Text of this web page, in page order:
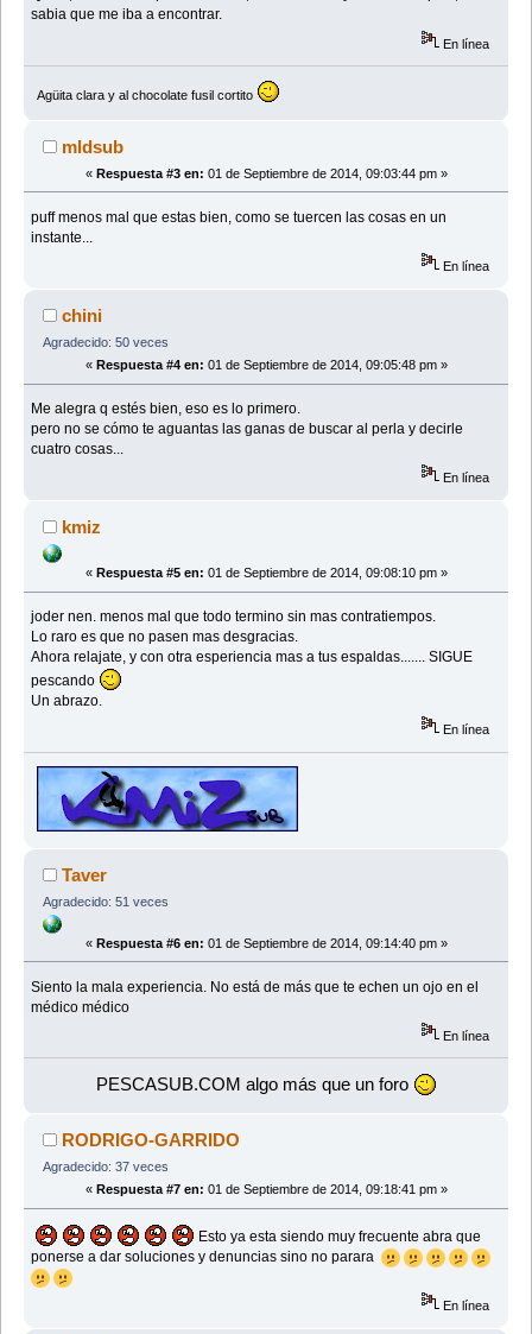
sabia que me iba a encontrar.
En línea
Agüita clara y al chocolate fusil cortito
mldsub
« Respuesta #3 en: 01 de Septiembre de 2014, 09:03:44 pm »
puff menos mal que estas bien, como se tuercen las cosas en un
instante...
En línea
chini
Agradecido: 50 veces
« Respuesta #4 en: 01 de Septiembre de 2014, 09:05:48 pm »
Me alegra q estés bien, eso es lo primero.
pero no se cómo te aguantas las ganas de buscar al perla y decirle
cuatro cosas...
En línea
kmiz
« Respuesta #5 en: 01 de Septiembre de 2014, 09:08:10 pm »
joder nen. menos mal que todo termino sin mas contratiempos.
Lo raro es que no pasen mas desgracias.
Ahora relajate, y con otra esperiencia mas a tus espaldas....... SIGUE
pescando
Un abrazo.
En línea
Taver
Agradecido: 51 veces
« Respuesta #6 en: 01 de Septiembre de 2014, 09:14:40 pm »
Siento la mala experiencia. No está de más que te echen un ojo en el
médico médico
En línea
PESCASUB.COM algo más que un foro
RODRIGO-GARRIDO
Agradecido: 37 veces
« Respuesta #7 en: 01 de Septiembre de 2014, 09:18:41 pm »
Esto ya esta siendo muy frecuente abra que
ponerse a dar soluciones y denuncias sino no parara
En línea